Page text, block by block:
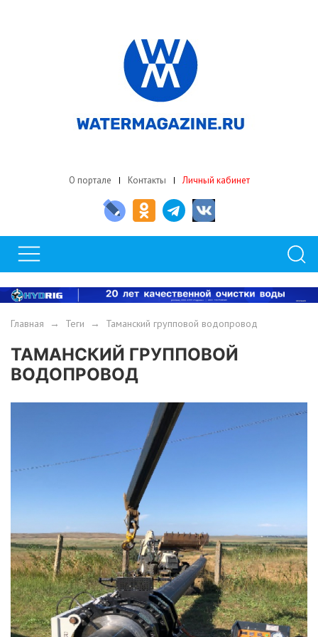
О портале Контакты Личный кабинет
Главная → Теги → Таманский групповой водопровод
ТАМАНСКИЙ ГРУППОВОЙ
ВОДОПРОВОД